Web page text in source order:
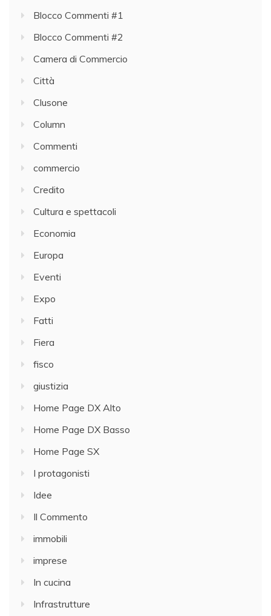
Blocco Commenti #1
Blocco Commenti #2
Camera di Commercio
Città
Clusone
Column
Commenti
commercio
Credito
Cultura e spettacoli
Economia
Europa
Eventi
Expo
Fatti
Fiera
fisco
giustizia
Home Page DX Alto
Home Page DX Basso
Home Page SX
I protagonisti
Idee
Il Commento
immobili
imprese
In cucina
Infrastrutture